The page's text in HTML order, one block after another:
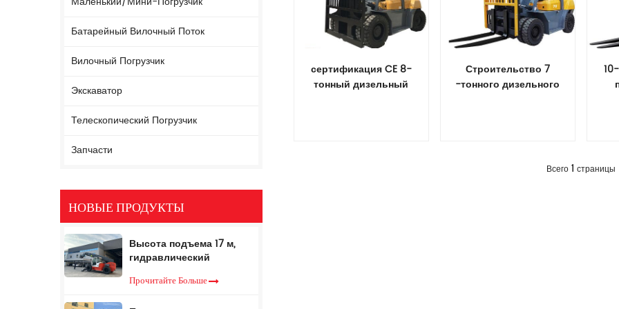
сертификация CE 8-
тонный дизельный
Строительство 7
-тонного дизельного
Всего 1 страницы
Батарейный Вилочный Поток
Вилочный Погрузчик
Экскаватор
Телескопический Погрузчик
Запчасти
НОВЫЕ ПРОДУКТЫ
Высота подъема 17 м,
гидравлический
вилочный погрузчик, 5
Прочитайте Больше